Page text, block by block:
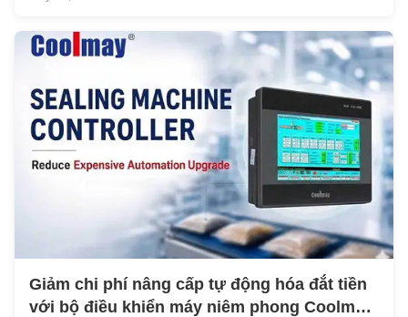
điều khiển máy h...
Giảm chi phí nâng cấp tự động hóa đắt tiền
với bộ điều khiển máy niêm phong Coolmay